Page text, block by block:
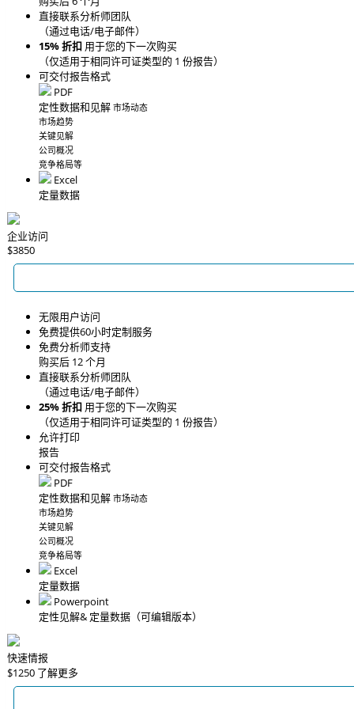
直接联系分析师团队
（通过电话/电子邮件）
15% 折扣 用于您的下一次购买
（仅适用于相同许可证类型的 1 份报告）
可交付报告格式
PDF
定性数据和见解 市场动态
市场趋势
关键见解
公司概况
竞争格局等
Excel
定量数据
企业访问
$3850
无限用户访问
免费提供60小时定制服务
免费分析师支持
购买后 12 个月
直接联系分析师团队
（通过电话/电子邮件）
25% 折扣 用于您的下一次购买
（仅适用于相同许可证类型的 1 份报告）
允许打印
报告
可交付报告格式
PDF
定性数据和见解 市场动态
市场趋势
关键见解
公司概况
竞争格局等
Excel
定量数据
Powerpoint
定性见解& 定量数据 （可编辑版本）
快速情报
$1250 了解更多